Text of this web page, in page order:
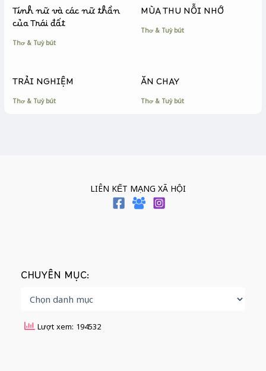
k
e
r
k
Tính nữ và các nữ thần
của Trái đất
Thơ & Tuỳ bút
MÙA THU NỖI NHỚ
Thơ & Tuỳ bút
TRẢI NGHIỆM
Thơ & Tuỳ bút
ĂN CHAY
Thơ & Tuỳ bút
LIÊN KẾT MẠNG XÃ HỘI
CHUYÊN MỤC:
Lượt xem: 194532